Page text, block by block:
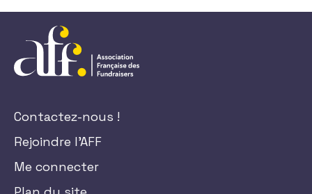
Contactez-nous !
Rejoindre l'AFF
Me connecter